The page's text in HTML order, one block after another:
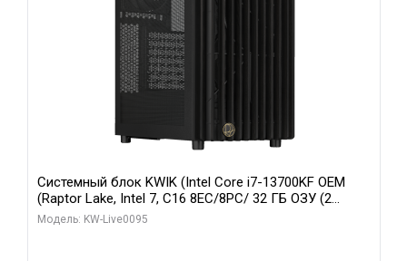
Системный блок KWIK (Intel Core i7-13700KF OEM
(Raptor Lake, Intel 7, C16 8EC/8PC/ 32 ГБ ОЗУ (2
модуля)/ Afox RTX4090 24GB GDDR6X 384-Bit 3xDP
Модель: KW-Live0095